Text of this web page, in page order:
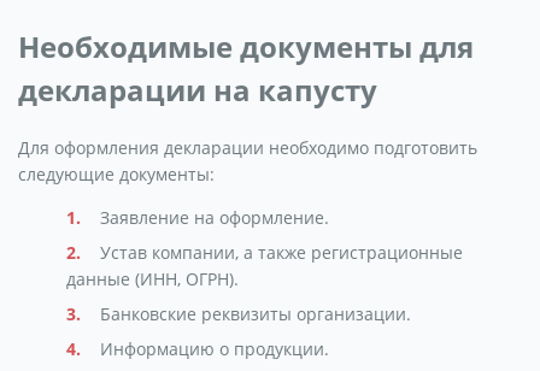
Необходимые документы для
декларации на капусту
Для оформления декларации необходимо подготовить
следующие документы:
Заявление на оформление.
Устав компании, а также регистрационные
данные (ИНН, ОГРН).
Банковские реквизиты организации.
Информацию о продукции.